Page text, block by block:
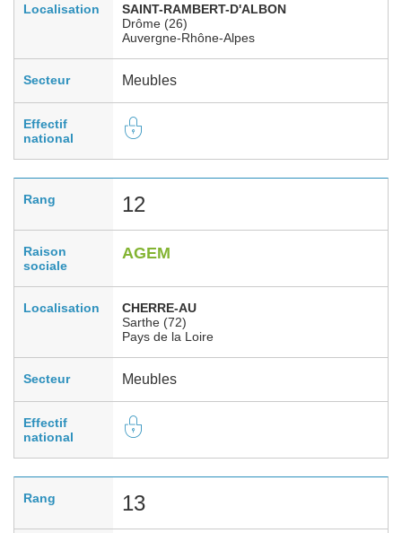
Localisation
SAINT-RAMBERT-D'ALBON
Drôme (26)
Auvergne-Rhône-Alpes
Secteur Meubles
Effectif
national
Rang 12
Raison
sociale
AGEM
Localisation
CHERRE-AU
Sarthe (72)
Pays de la Loire
Secteur Meubles
Effectif
national
Rang 13